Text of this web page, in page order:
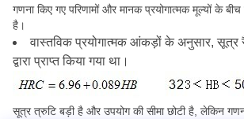
गणना किए गए परिणामों और मानक प्रयोगात्मक मूल्यों के
है।
वास्तविक प्रयोगात्मक आंकड़ों के अनुसार, सूत्र
द्वारा प्राप्त किया गया था।
सूत्र त्रुटि बड़ी है और उपयोग की सीमा छोटी है, लेकिन